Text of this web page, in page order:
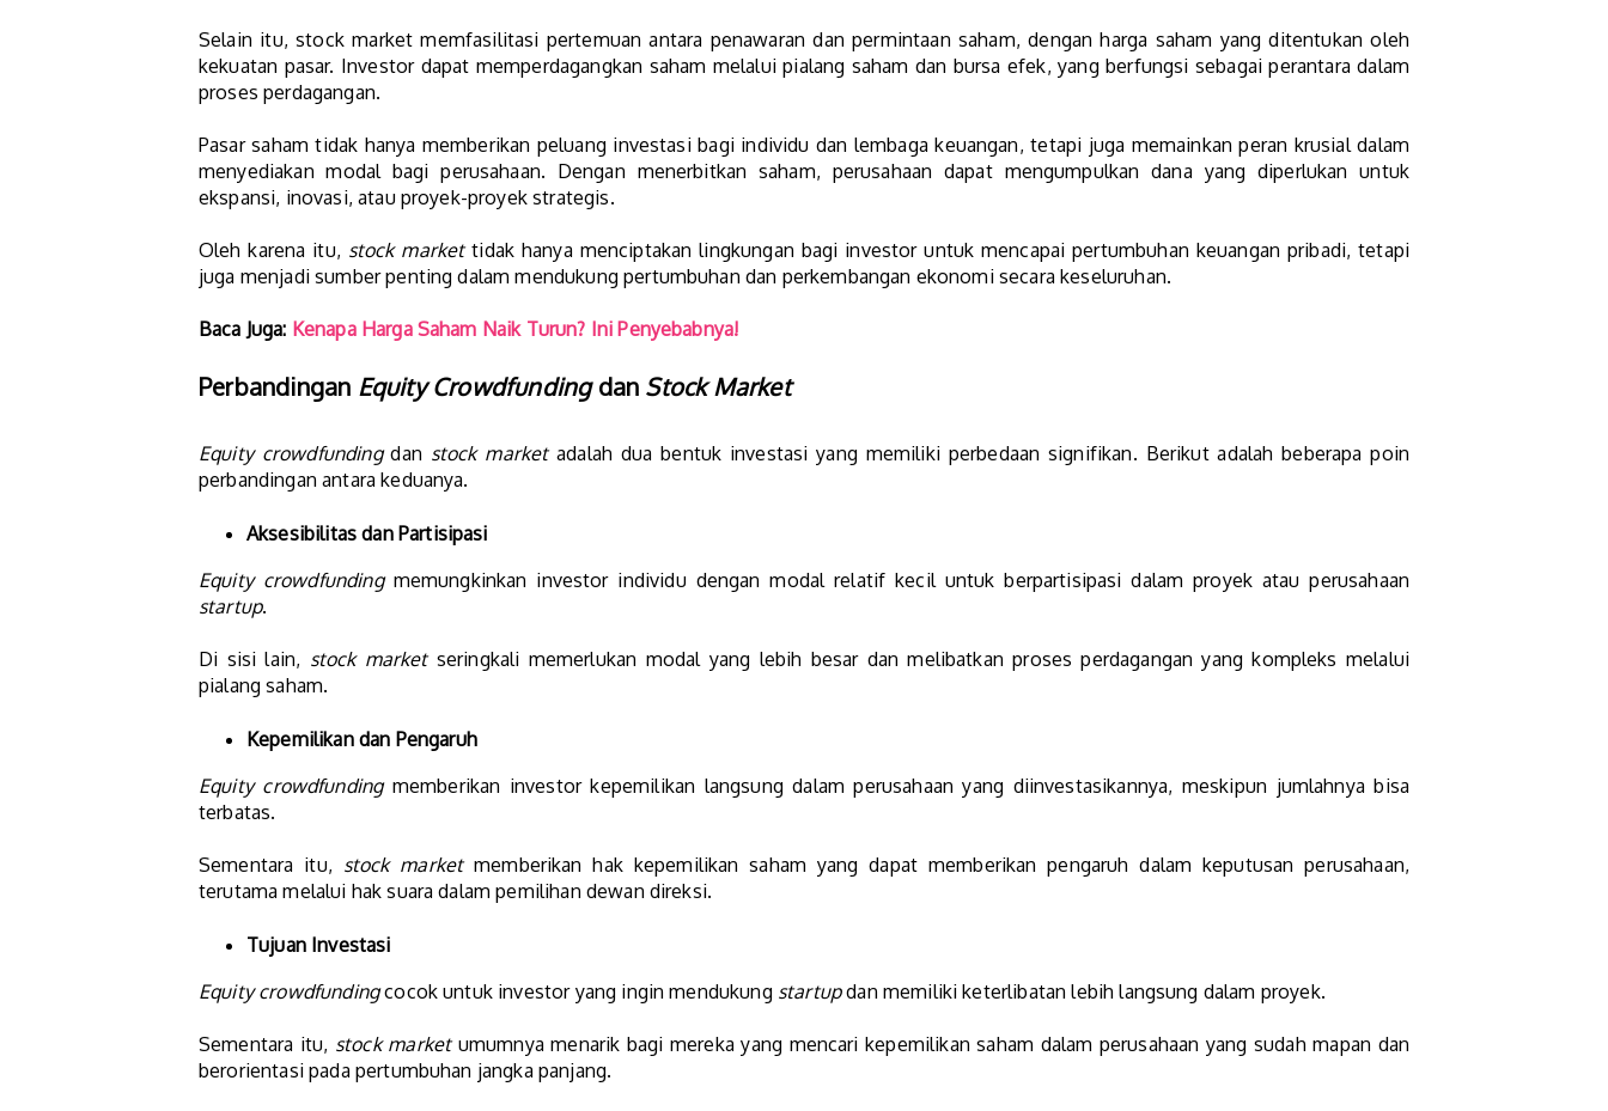
Selain itu, stock market memfasilitasi pertemuan antara penawaran dan permintaan saham, dengan harga saham yang ditentukan oleh
kekuatan pasar. Investor dapat memperdagangkan saham melalui pialang saham dan bursa efek, yang berfungsi sebagai perantara dalam
proses perdagangan.
Pasar saham tidak hanya memberikan peluang investasi bagi individu dan lembaga keuangan, tetapi juga memainkan peran krusial dalam
menyediakan modal bagi perusahaan. Dengan menerbitkan saham, perusahaan dapat mengumpulkan dana yang diperlukan untuk
ekspansi, inovasi, atau proyek-proyek strategis.
Oleh karena itu, stock markettidak hanya menciptakan lingkungan bagi investor untuk mencapai pertumbuhan keuangan pribadi, tetapi
juga menjadi sumber penting dalam mendukung pertumbuhan dan perkembangan ekonomi secara keseluruhan.
Baca Juga: Kenapa Harga Saham Naik Turun? Ini Penyebabnya!
Perbandingan Equity Crowdfundingdan Stock Market
Equity crowdfundingdan stock marketadalah dua bentuk investasi yang memiliki perbedaan signifikan. Berikut adalah beberapa poin
perbandingan antara keduanya.
Aksesibilitas dan Partisipasi
Equity crowdfundingmemungkinkan investor individu dengan modal relatif kecil untuk berpartisipasi dalam proyek atau perusahaan
startup.
Di sisi lain, stock marketseringkali memerlukan modal yang lebih besar dan melibatkan proses perdagangan yang kompleks melalui
pialang saham.
Kepemilikan dan Pengaruh
Equity crowdfundingmemberikan investor kepemilikan langsung dalam perusahaan yang diinvestasikannya, meskipun jumlahnya bisa
terbatas.
Sementara itu, stock marketmemberikan hak kepemilikan saham yang dapat memberikan pengaruh dalam keputusan perusahaan,
terutama melalui hak suara dalam pemilihan dewan direksi.
Tujuan Investasi
Equity crowdfundingcocok untuk investor yang ingin mendukung startupdan memiliki keterlibatan lebih langsung dalam proyek.
Sementara itu, stock marketumumnya menarik bagi mereka yang mencari kepemilikan saham dalam perusahaan yang sudah mapan dan
berorientasi pada pertumbuhan jangka panjang.